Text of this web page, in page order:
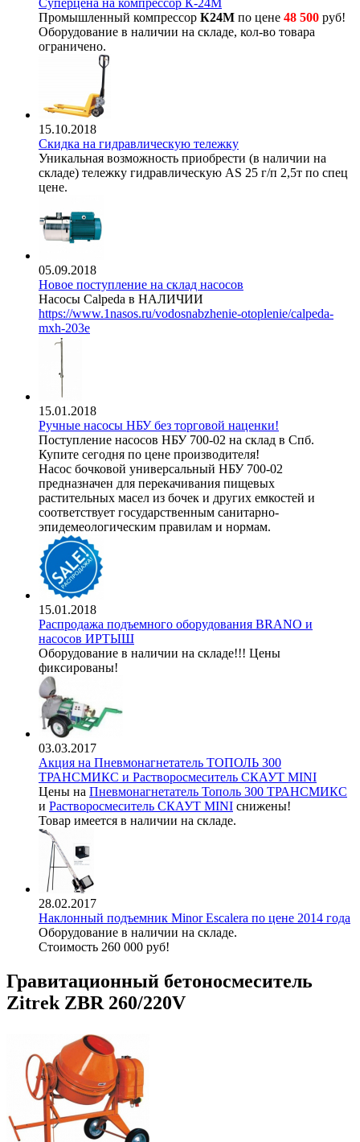
Суперцена на компрессор К-24М
Промышленный компрессор К24М по цене 48 500 руб!
Оборудование в наличии на складе, кол-во товара
ограничено.
15.10.2018
Скидка на гидравлическую тележку
Уникальная возможность приобрести (в наличии на
складе) тележку гидравлическую AS 25 г/п 2,5т по спец
цене.
05.09.2018
Новое поступление на склад насосов
Насосы Calpeda в НАЛИЧИИ
https://www.1nasos.ru/vodosnabzhenie-otoplenie/calpeda-
mxh-203e
15.01.2018
Ручные насосы НБУ без торговой наценки!
Поступление насосов НБУ 700-02 на склад в Спб.
Купите сегодня по цене производителя!
Насос бочковой универсальный НБУ 700-02
предназначен для перекачивания пищевых
растительных масел из бочек и других емкостей и
соответствует государственным санитарно-
эпидемеологическим правилам и нормам.
15.01.2018
Распродажа подъемного оборудования BRANO и
насосов ИРТЫШ
Оборудование в наличии на складе!!! Цены
фиксированы!
03.03.2017
Акция на Пневмонагнетатель ТОПОЛЬ 300
ТРАНСМИКС и Растворосмеситель СКАУТ MINI
Цены на Пневмонагнетатель Тополь 300 ТРАНСМИКС
и Растворосмеситель СКАУТ MINI снижены!
Товар имеется в наличии на складе.
28.02.2017
Наклонный подъемник Minor Escalera по цене 2014 года
Оборудование в наличии на складе.
Стоимость 260 000 руб!
Гравитационный бетоносмеситель
Zitrek ZBR 260/220V